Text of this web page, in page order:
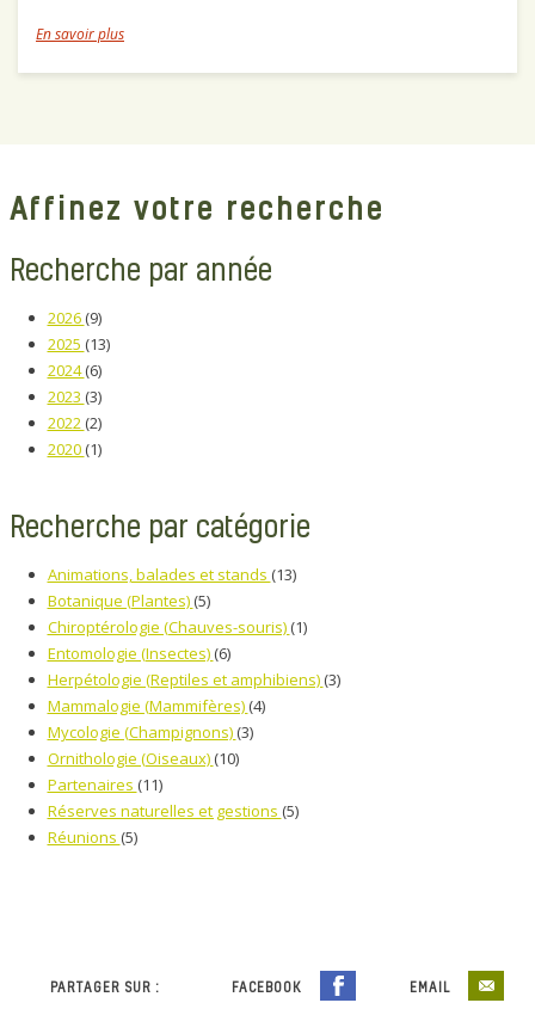
En savoir plus
Affinez votre recherche
Recherche par année
2026 (9)
2025 (13)
2024(6)
2023 (3)
2022 (2)
2020 (1)
Recherche par catégorie
Animations, balades et stands (13)
Botanique (Plantes) (5)
Chiroptérologie (Chauves-souris) (1)
Entomologie (Insectes) (6)
Herpétologie (Reptiles et amphibiens) (3)
Mammalogie (Mammifères) (4)
Mycologie (Champignons) (3)
Ornithologie (Oiseaux) (10)
Partenaires (11)
Réserves naturelles et gestions (5)
Réunions (5)
PARTAGER SUR : FACEBOOK EMAIL